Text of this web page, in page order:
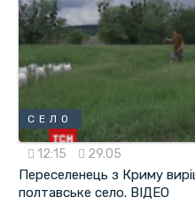
СЕЛО
12:15 29.05
Переселенець з Криму
полтавське село. ВІДЕО